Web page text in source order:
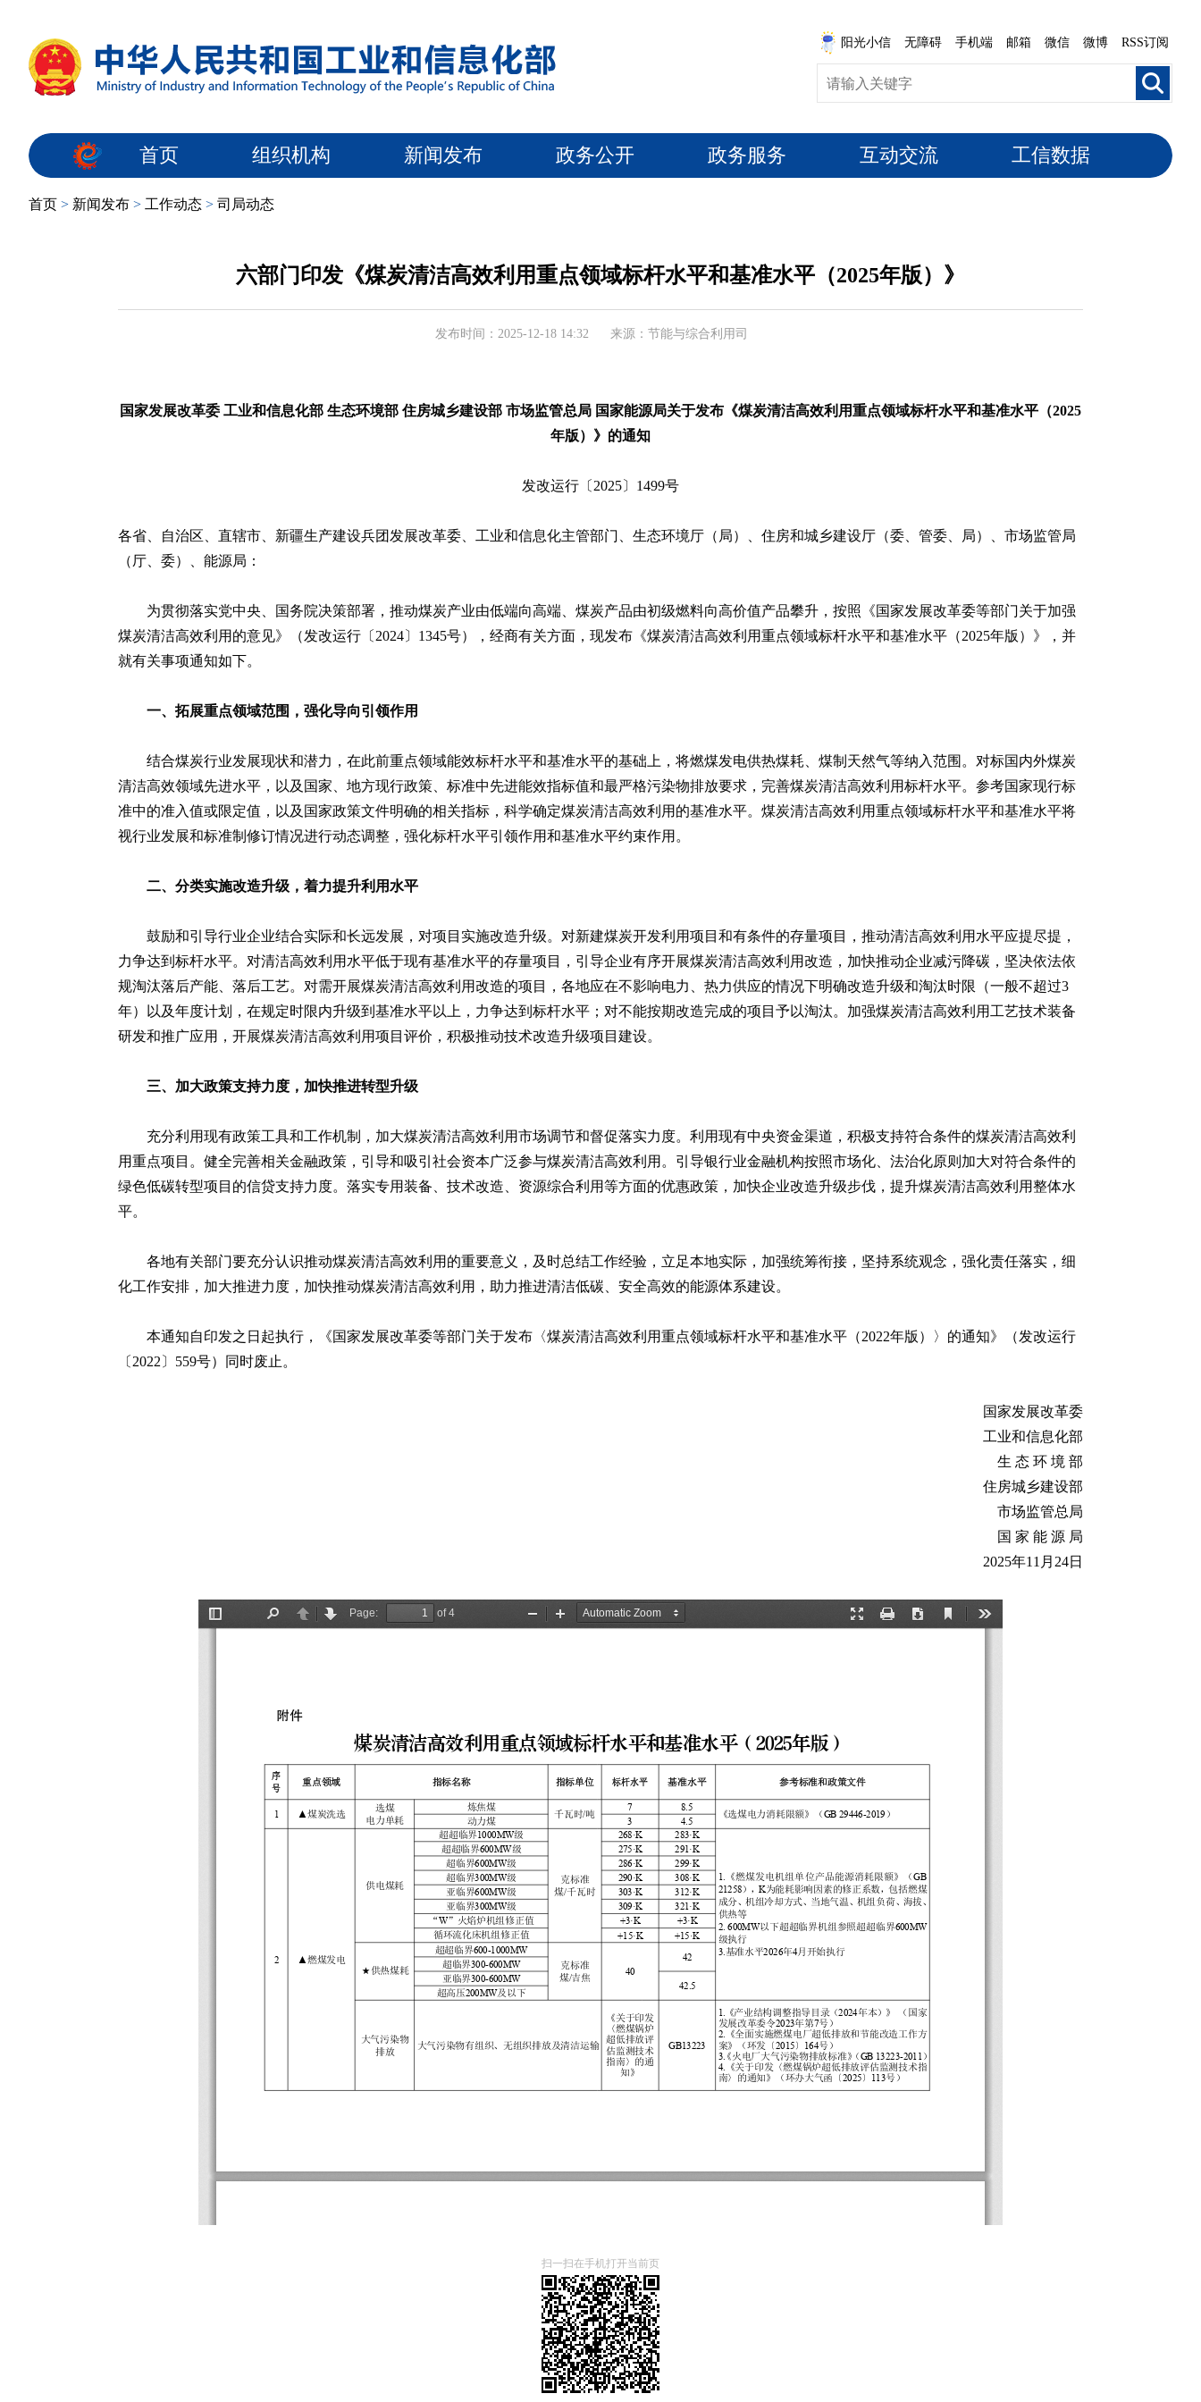
阳光小信 无障碍 手机端 邮箱 微信 微博 RSS订阅
首页 组织机构 新闻发布 政务公开 政务服务 互动交流 工信数据
首页 > 新闻发布 > 工作动态 > 司局动态
六部门印发《煤炭清洁高效利用重点领域标杆水平和基准水平（2025年版）》
发布时间：2025-12-18 14:32 来源：节能与综合利用司
国家发展改革委 工业和信息化部 生态环境部 住房城乡建设部 市场监管总局 国家能源局关于发布《煤炭清洁高效利用重点领域标杆水平和基准水平（2025
年版）》的通知
发改运行〔2025〕1499号
各省、自治区、直辖市、新疆生产建设兵团发展改革委、工业和信息化主管部门、生态环境厅（局）、住房和城乡建设厅（委、管委、局）、市场监管局
（厅、委）、能源局：
为贯彻落实党中央、国务院决策部署，推动煤炭产业由低端向高端、煤炭产品由初级燃料向高价值产品攀升，按照《国家发展改革委等部门关于加强
煤炭清洁高效利用的意见》（发改运行〔2024〕1345号），经商有关方面，现发布《煤炭清洁高效利用重点领域标杆水平和基准水平（2025年版）》，并
就有关事项通知如下。
一、拓展重点领域范围，强化导向引领作用
结合煤炭行业发展现状和潜力，在此前重点领域能效标杆水平和基准水平的基础上，将燃煤发电供热煤耗、煤制天然气等纳入范围。对标国内外煤炭
清洁高效领域先进水平，以及国家、地方现行政策、标准中先进能效指标值和最严格污染物排放要求，完善煤炭清洁高效利用标杆水平。参考国家现行标
准中的准入值或限定值，以及国家政策文件明确的相关指标，科学确定煤炭清洁高效利用的基准水平。煤炭清洁高效利用重点领域标杆水平和基准水平将
视行业发展和标准制修订情况进行动态调整，强化标杆水平引领作用和基准水平约束作用。
二、分类实施改造升级，着力提升利用水平
鼓励和引导行业企业结合实际和长远发展，对项目实施改造升级。对新建煤炭开发利用项目和有条件的存量项目，推动清洁高效利用水平应提尽提，
力争达到标杆水平。对清洁高效利用水平低于现有基准水平的存量项目，引导企业有序开展煤炭清洁高效利用改造，加快推动企业减污降碳，坚决依法依
规淘汰落后产能、落后工艺。对需开展煤炭清洁高效利用改造的项目，各地应在不影响电力、热力供应的情况下明确改造升级和淘汰时限（一般不超过3
年）以及年度计划，在规定时限内升级到基准水平以上，力争达到标杆水平；对不能按期改造完成的项目予以淘汰。加强煤炭清洁高效利用工艺技术装备
研发和推广应用，开展煤炭清洁高效利用项目评价，积极推动技术改造升级项目建设。
三、加大政策支持力度，加快推进转型升级
充分利用现有政策工具和工作机制，加大煤炭清洁高效利用市场调节和督促落实力度。利用现有中央资金渠道，积极支持符合条件的煤炭清洁高效利
用重点项目。健全完善相关金融政策，引导和吸引社会资本广泛参与煤炭清洁高效利用。引导银行业金融机构按照市场化、法治化原则加大对符合条件的
绿色低碳转型项目的信贷支持力度。落实专用装备、技术改造、资源综合利用等方面的优惠政策，加快企业改造升级步伐，提升煤炭清洁高效利用整体水
平。
各地有关部门要充分认识推动煤炭清洁高效利用的重要意义，及时总结工作经验，立足本地实际，加强统筹衔接，坚持系统观念，强化责任落实，细
化工作安排，加大推进力度，加快推动煤炭清洁高效利用，助力推进清洁低碳、安全高效的能源体系建设。
本通知自印发之日起执行，《国家发展改革委等部门关于发布〈煤炭清洁高效利用重点领域标杆水平和基准水平（2022年版）〉的通知》（发改运行
〔2022〕559号）同时废止。
国家发展改革委
工业和信息化部
生 态 环 境 部
住房城乡建设部
市场监管总局
国 家 能 源 局
2025年11月24日
扫一扫在手机打开当前页